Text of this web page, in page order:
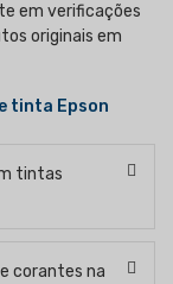
em verificações
originais em
tinta Epson
tintas
corantes na